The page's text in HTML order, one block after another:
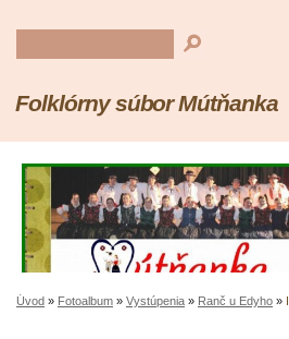
Folklórny súbor Mútňanka
Úvod » Fotoalbum » Vystúpenia » Ranč u Edyho »